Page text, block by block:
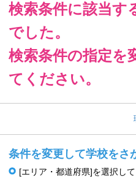
検索条件に該当す
でした。
検索条件の指定を
てください。
条件を変更して学校をさ
[エリア・都道府県]を選択し